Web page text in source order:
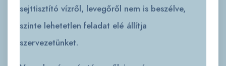
sejttisztító vízről, levegőről nem is beszélve,
szinte lehetetlen feladat elé állítja
szervezetünket.